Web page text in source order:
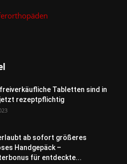
Tabletten sind in
jetzt rezeptpflichtig
ab sofort größeres
Handgepäck –
für entdeckte...